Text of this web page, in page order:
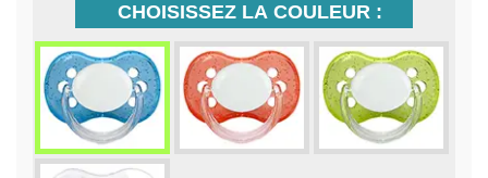
CHOISISSEZ LA COULEUR :